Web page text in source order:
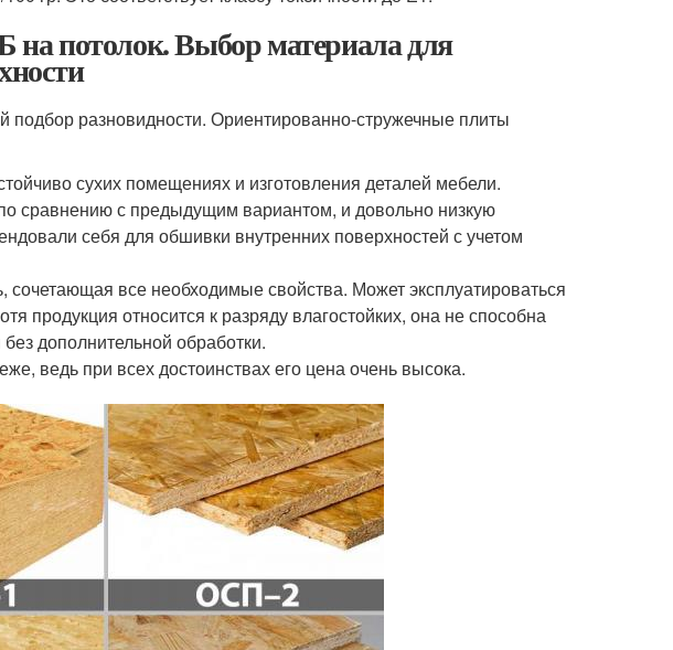
потолок. Выбор материала для
подбор разновидности. Ориентированно-стружечные плиты
сухих помещениях и изготовления деталей мебели.
сравнению с предыдущим вариантом, и довольно низкую
себя для обшивки внутренних поверхностей с учетом
все необходимые свойства. Может эксплуатироваться
продукция относится к разряду влагостойких, она не способна
дополнительной обработки.
ведь при всех достоинствах его цена очень высока.